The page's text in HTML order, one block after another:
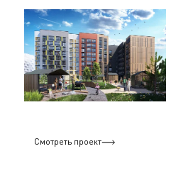
Смотреть проект